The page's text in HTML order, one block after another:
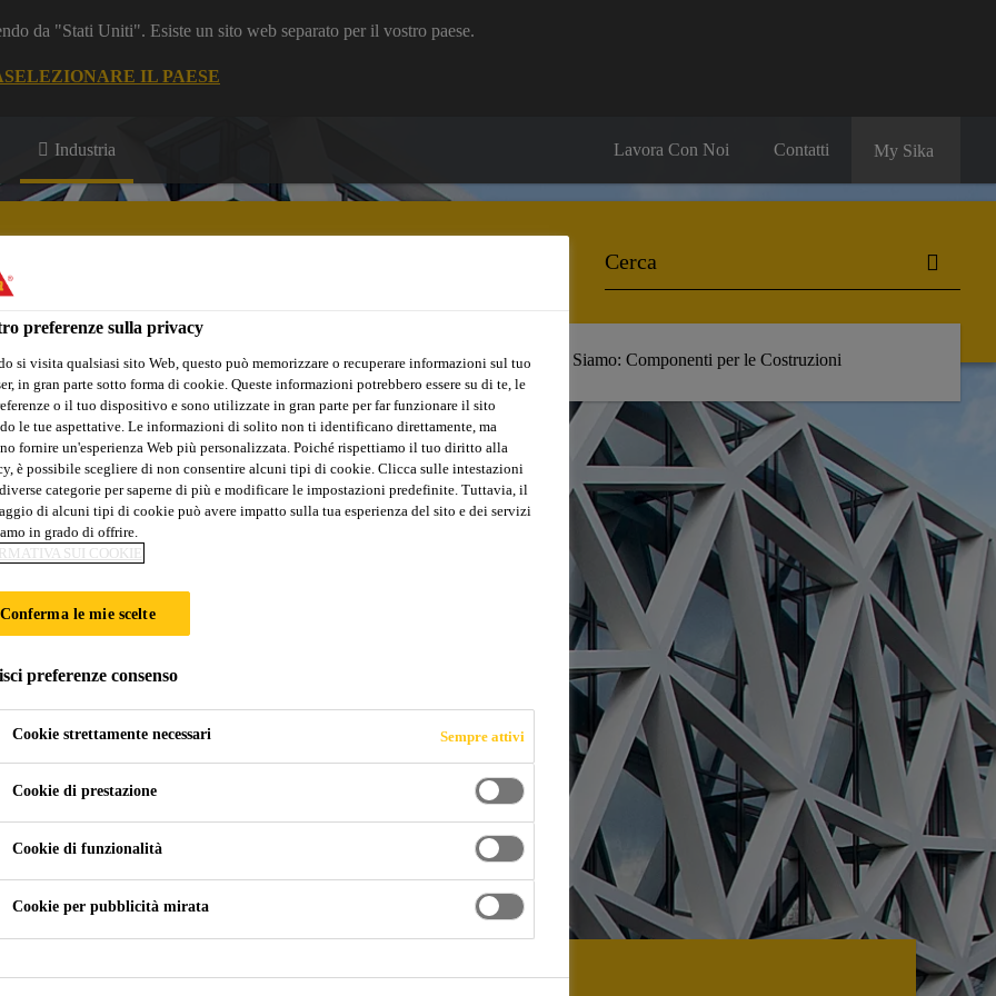
da "Stati Uniti". Esiste un sito web separato per il vostro paese.
SELEZIONARE IL PAESE
Industria Lavora Con Noi Contatti My Sika
Referenze Globali Servizi Eventi Downloads Chi Siamo: Componenti per le Costruzioni
D'APE
Resistenza
preferenze sulla privacy
si visita qualsiasi sito Web, questo può memorizzare o recuperare informazioni sul tuo
in gran parte sotto forma di cookie. Queste informazioni potrebbero essere su di te, le
o il tuo dispositivo e sono utilizzate in gran parte per far funzionare il sito
le tue aspettative. Le informazioni di solito non ti identificano direttamente, ma
fornire un'esperienza Web più personalizzata. Poiché rispettiamo il tuo diritto alla
è possibile scegliere di non consentire alcuni tipi di cookie. Clicca sulle intestazioni
categorie per saperne di più e modificare le impostazioni predefinite. Tuttavia, il
di alcuni tipi di cookie può avere impatto sulla tua esperienza del sito e dei servizi
in grado di offrire.
SUI COOKIE
Conferma le mie scelte
preferenze consenso
Cookie strettamente necessari Sempre attivi
Cookie di prestazione
Cookie di funzionalità
Cookie per pubblicità mirata